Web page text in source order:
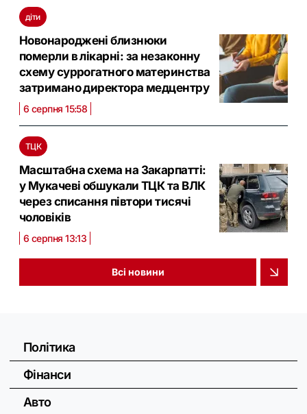
діти
Новонароджені близнюки
померли в лікарні: за незаконну
схему суррогатного материнства
затримано директора медцентру
6 серпня 15:58
ТЦК
Масштабна схема на Закарпатті:
у Мукачеві обшукали ТЦК та ВЛК
через списання півтори тисячі
чоловіків
6 серпня 13:13
Всі новини
Політика
Фінанси
Авто